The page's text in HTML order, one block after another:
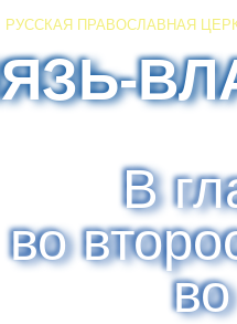
РУССКАЯ ПРАВОСЛАВНАЯ
В
во